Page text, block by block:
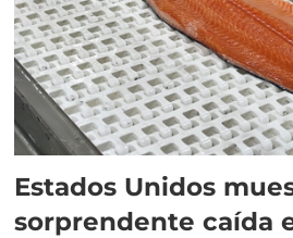
Estados Unidos
sorprendente caída